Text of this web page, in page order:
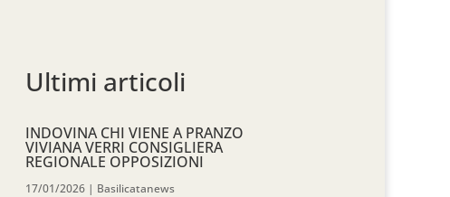
Ultimi articoli
INDOVINA CHI VIENE A PRANZO
VIVIANA VERRI CONSIGLIERA
REGIONALE OPPOSIZIONI
17/01/2026 | Basilicatanews